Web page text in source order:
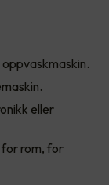
eller
for rom, for